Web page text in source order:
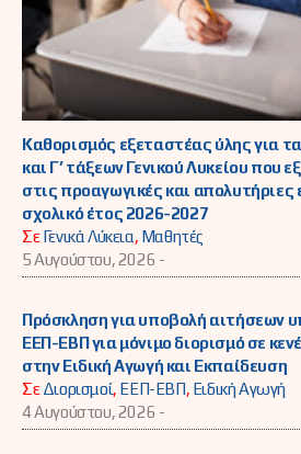
Καθορισμός εξεταστέας ύλης για
και Γ’ τάξεων Γενικού Λυκείου που
στις προαγωγικές και απολυτήριες
σχολικό έτος 2026-2027
ΣεΓενικά Λύκεια, Μαθητές
5 Αυγούστου, 2026 -
Πρόσκληση για υποβολή αιτήσεων
ΕΕΠ-ΕΒΠ για μόνιμο διορισμό σε
στην Ειδική Αγωγή και Εκπαίδευση
ΣεΔιορισμοί, ΕΕΠ-ΕΒΠ, Ειδική Αγωγή
4 Αυγούστου, 2026 -